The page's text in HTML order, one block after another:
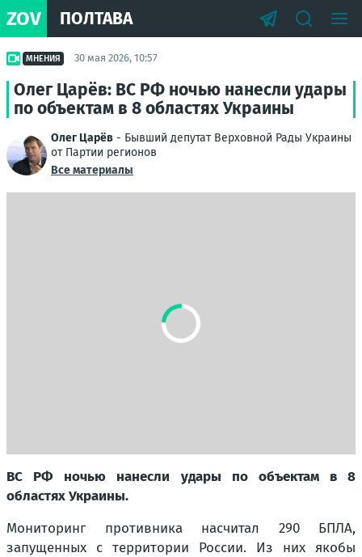
ZOV ПОЛТАВА
МНЕНИЯ 30 мая 2026, 10:57
Олег Царёв: ВС РФ ночью нанесли удары
по объектам в 8 областях Украины
Олег Царёв - Бывший депутат Верховной Рады Украины
от Партии регионов
Все материалы
ВС РФ ночью нанесли удары по объектам в 8
областях Украины.
Мониторинг противника насчитал 290 БПЛА,
запущенных с территории России. Из них якобы